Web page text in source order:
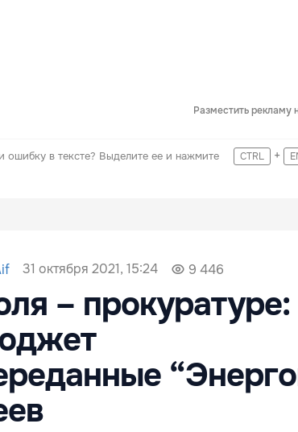
Разместить рекламу
ошибку в тексте? Выделите ее и нажмите CTRL +
31 октября 2021, 15:24 9 446
–